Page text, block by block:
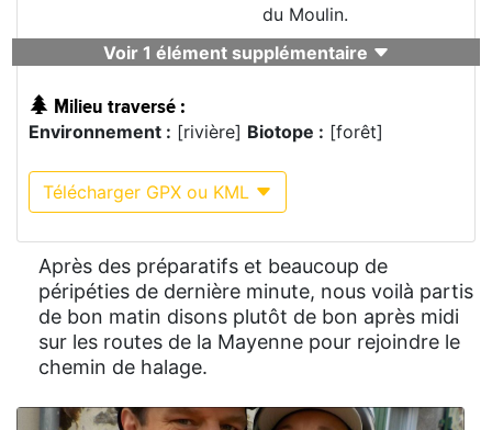
du Moulin.
Voir 1 élément supplémentaire
Milieu traversé :
Environnement : [rivière] Biotope : [forêt]
Télécharger GPX ou KML
Après des préparatifs et beaucoup de
péripéties de dernière minute, nous voilà partis
de bon matin disons plutôt de bon après midi
sur les routes de la Mayenne pour rejoindre le
chemin de halage.